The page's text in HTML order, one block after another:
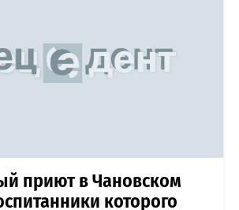
приют в Чановском
которого